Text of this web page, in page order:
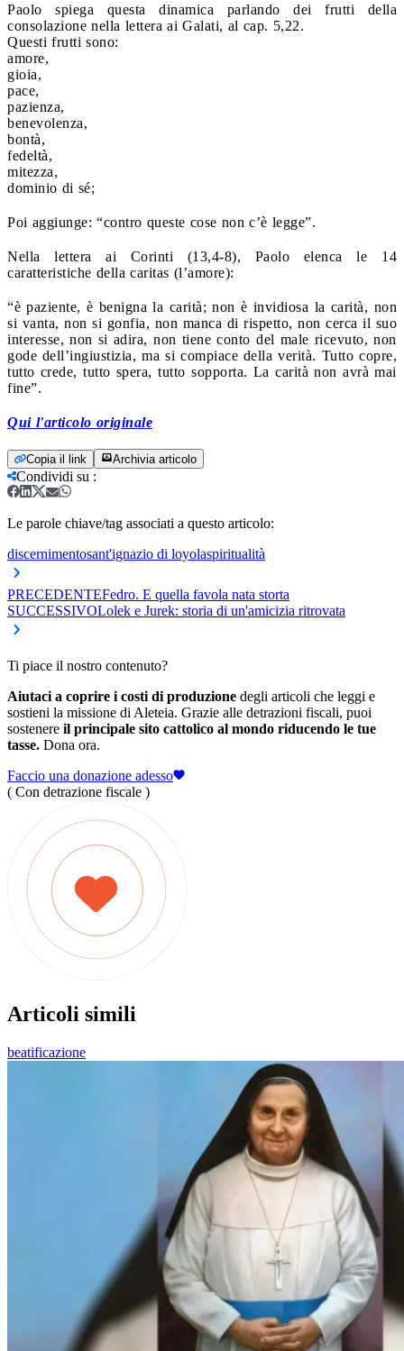
Paolo spiega questa dinamica parlando dei frutti della
consolazione nella lettera ai Galati, al cap. 5,22.
Questi frutti sono:
amore,
gioia,
pace,
pazienza,
benevolenza,
bontà,
fedeltà,
mitezza,
dominio di sé;
Poi aggiunge: “contro queste cose non c’è legge”.
Nella lettera ai Corinti (13,4-8), Paolo elenca le 14
caratteristiche della caritas (l’amore):
“è paziente, è benigna la carità; non è invidiosa la carità, non
si vanta, non si gonfia, non manca di rispetto, non cerca il suo
interesse, non si adira, non tiene conto del male ricevuto, non
gode dell’ingiustizia, ma si compiace della verità. Tutto copre,
tutto crede, tutto spera, tutto sopporta. La carità non avrà mai
fine”.
Qui l'articolo originale
Copia il link Archivia articolo
Condividi su :
Le parole chiave/tag associati a questo articolo:
discernimentosant'ignazio di loyolaspiritualità
PRECEDENTEFedro. E quella favola nata storta
SUCCESSIVOLolek e Jurek: storia di un'amicizia ritrovata
Ti piace il nostro contenuto?
Aiutaci a coprire i costi di produzione degli articoli che leggi e
sostieni la missione di Aleteia. Grazie alle detrazioni fiscali, puoi
sostenere il principale sito cattolico al mondo riducendo le tue
tasse. Dona ora.
Faccio una donazione adesso
( Con detrazione fiscale )
Articoli simili
beatificazione